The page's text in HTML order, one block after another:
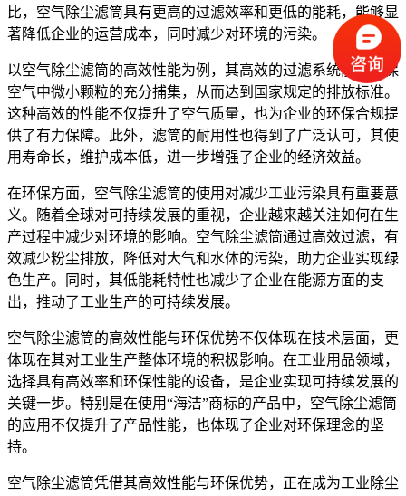
比，空气除尘滤筒具有更高的过滤效率和更低的能耗，能够显
著降低企业的运营成本，同时减少对环境的污染。
以空气除尘滤筒的高效性能为例，其高效的过滤系统能够确保
空气中微小颗粒的充分捕集，从而达到国家规定的排放标准。
这种高效的性能不仅提升了空气质量，也为企业的环保合规提
供了有力保障。此外，滤筒的耐用性也得到了广泛认可，其使
用寿命长，维护成本低，进一步增强了企业的经济效益。
在环保方面，空气除尘滤筒的使用对减少工业污染具有重要意
义。随着全球对可持续发展的重视，企业越来越关注如何在生
产过程中减少对环境的影响。空气除尘滤筒通过高效过滤，有
效减少粉尘排放，降低对大气和水体的污染，助力企业实现绿
色生产。同时，其低能耗特性也减少了企业在能源方面的支
出，推动了工业生产的可持续发展。
空气除尘滤筒的高效性能与环保优势不仅体现在技术层面，更
体现在其对工业生产整体环境的积极影响。在工业用品领域，
选择具有高效率和环保性能的设备，是企业实现可持续发展的
关键一步。特别是在使用“海洁”商标的产品中，空气除尘滤筒
的应用不仅提升了产品性能，也体现了企业对环保理念的坚
持。
空气除尘滤筒凭借其高效性能与环保优势，正在成为工业除尘